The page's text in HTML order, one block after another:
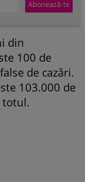
din
100 de
de cazări.
103.000 de
totul.